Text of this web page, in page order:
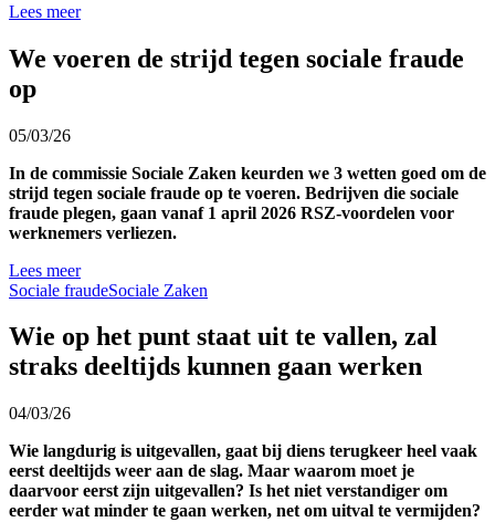
Lees meer
We voeren de strijd tegen sociale fraude
op
05/03/26
In de commissie Sociale Zaken keurden we 3 wetten goed om de
strijd tegen sociale fraude op te voeren. Bedrijven die sociale
fraude plegen, gaan vanaf 1 april 2026 RSZ-voordelen voor
werknemers verliezen.
Lees meer
Sociale fraudeSociale Zaken
Wie op het punt staat uit te vallen, zal
straks deeltijds kunnen gaan werken
04/03/26
Wie langdurig is uitgevallen, gaat bij diens terugkeer heel vaak
eerst deeltijds weer aan de slag. Maar waarom moet je
daarvoor eerst zijn uitgevallen? Is het niet verstandiger om
eerder wat minder te gaan werken, net om uitval te vermijden?